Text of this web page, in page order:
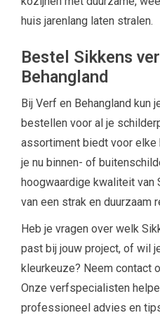
huis jarenlang laten stralen.
Bestel Sikkens
Behangland
Bij Verf en Behangland kun
bestellen voor al je
assortiment biedt voor
je nu binnen- of
hoogwaardige kwaliteit van
van een strak en duurzaam
Heb je vragen over welk
past bij jouw project, of wil
kleurkeuze? Neem contact
Onze verfspecialisten
professioneel advies en